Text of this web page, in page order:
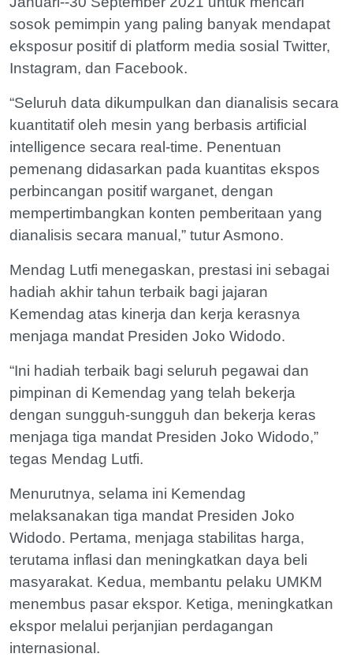
sosok pemimpin yang paling banyak mendapat
eksposur positif di platform media sosial Twitter,
Instagram, dan Facebook.
“Seluruh data dikumpulkan dan dianalisis secara
kuantitatif oleh mesin yang berbasis artificial
intelligence secara real-time. Penentuan
pemenang didasarkan pada kuantitas ekspos
perbincangan positif warganet, dengan
mempertimbangkan konten pemberitaan yang
dianalisis secara manual,” tutur Asmono.
Mendag Lutfi menegaskan, prestasi ini sebagai
hadiah akhir tahun terbaik bagi jajaran
Kemendag atas kinerja dan kerja kerasnya
menjaga mandat Presiden Joko Widodo.
“Ini hadiah terbaik bagi seluruh pegawai dan
pimpinan di Kemendag yang telah bekerja
dengan sungguh-sungguh dan bekerja keras
menjaga tiga mandat Presiden Joko Widodo,”
tegas Mendag Lutfi.
Menurutnya, selama ini Kemendag
melaksanakan tiga mandat Presiden Joko
Widodo. Pertama, menjaga stabilitas harga,
terutama inflasi dan meningkatkan daya beli
masyarakat. Kedua, membantu pelaku UMKM
menembus pasar ekspor. Ketiga, meningkatkan
ekspor melalui perjanjian perdagangan
internasional.